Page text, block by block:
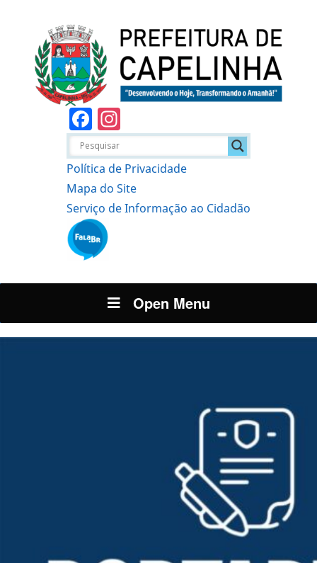
Facebook
Política de Privacidade
Mapa do Site
Serviço de Informação ao Cidadão
Open Menu